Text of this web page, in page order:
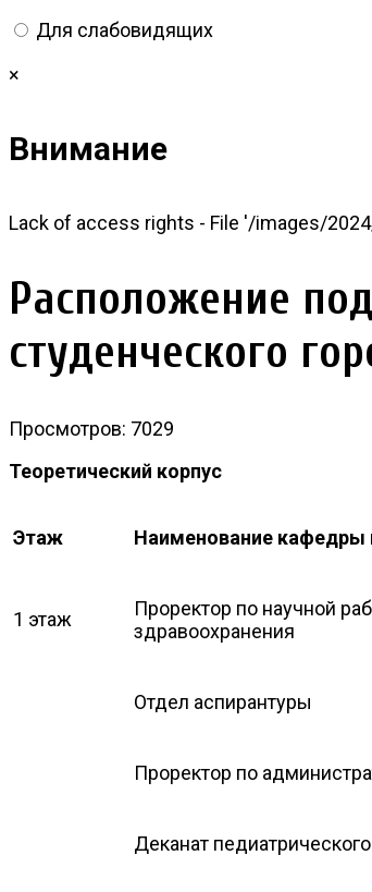
Для слабовидящих
×
Внимание
Lack of access rights - File '/images/
Расположение
студенческого
Просмотров: 7029
Теоретический корпус
Этаж Наименование кафедры
1 этаж
Проректор по научной
здравоохранения
Отдел аспирантуры
Проректор по
Деканат